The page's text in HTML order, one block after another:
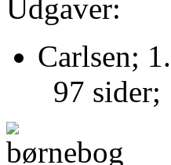
Udgaver:
Carlsen;
97 sider;